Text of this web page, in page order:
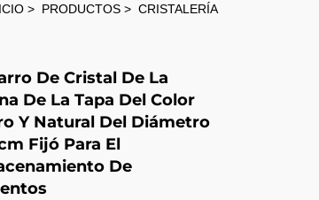
PRODUCTOS CRISTALERÍA
De Cristal De La
De La Tapa Del Color
Y Natural Del Diámetro
Fijó Para El
De